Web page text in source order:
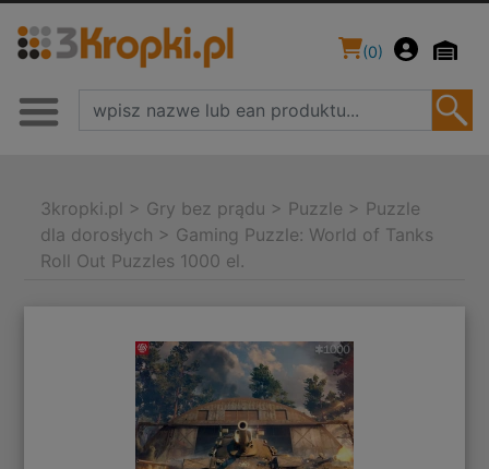
(0)
3kropki.pl > Gry bez prądu > Puzzle > Puzzle
dla dorosłych > Gaming Puzzle: World of Tanks
Roll Out Puzzles 1000 el.